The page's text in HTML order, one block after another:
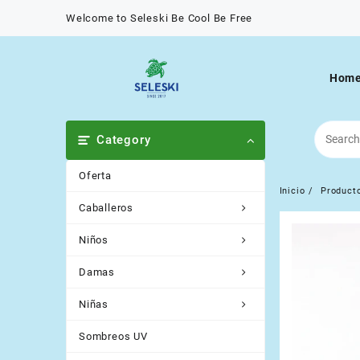
Welcome to Seleski Be Cool Be Free
Category
Oferta
Caballeros
Niños
Damas
Niñas
Sombreos UV
Inicio